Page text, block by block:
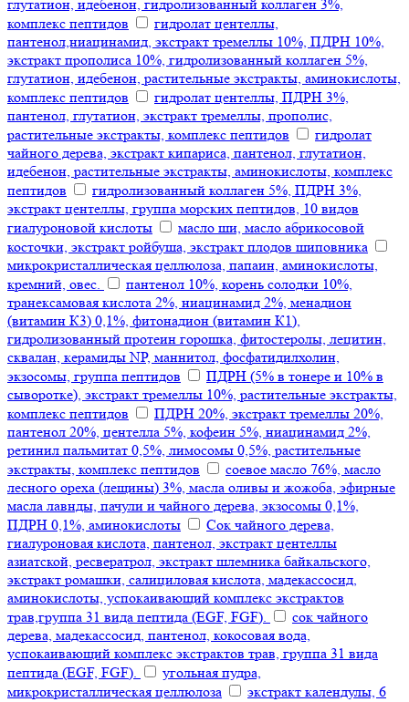
глутатион, идебенон, гидролизованный коллаген 3%,
комплекс пептидов
гидролат центеллы,
пантенол,ниацинамид, экстракт тремеллы 10%, ПДРН 10%,
экстракт прополиса 10%, гидролизованный коллаген 5%,
глутатион, идебенон, растительные экстракты, аминокислоты,
комплекс пептидов
гидролат центеллы, ПДРН 3%,
пантенол, глутатион, экстракт тремеллы, прополис,
растительные экстракты, комплекс пептидов
гидролат
чайного дерева, экстракт кипариса, пантенол, глутатион,
идебенон, растительные экстракты, аминокислоты, комплекс
пептидов
гидролизованный коллаген 5%, ПДРН 3%,
экстракт центеллы, группа морских пептидов, 10 видов
гиалуроновой кислоты
масло ши, масло абрикосовой
косточки, экстракт ройбуша, экстракт плодов шиповника
микрокристаллическая целлюлоза, папаин, аминокислоты,
кремний, овес.
пантенол 10%, корень солодки 10%,
транексамовая кислота 2%, ниацинамид 2%, менадион
(витамин К3) 0,1%, фитонадион (витамин К1),
гидролизованный протеин горошка, фитостеролы, лецитин,
сквалан, керамиды NP, маннитол, фосфатидилхолин,
экзосомы, группа пептидов
ПДРН (5% в тонере и 10% в
сыворотке), экстракт тремеллы 10%, растительные экстракты,
комплекс пептидов
ПДРН 20%, экстракт тремеллы 20%,
пантенол 20%, центелла 5%, кофеин 5%, ниацинамид 2%,
ретинил пальмитат 0,5%, лимосомы 0,5%, растительные
экстракты, комплекс пептидов
соевое масло 76%, масло
лесного ореха (лещины) 3%, масла оливы и жожоба, эфирные
масла лавнды, пачули и чайного дерева, экзосомы 0,1%,
ПДРН 0,1%, аминокислоты
Сок чайного дерева,
гиалуроновая кислота, пантенол, экстракт центеллы
азиатской, ресвератрол, экстракт шлемника байкальского,
экстракт ромашки, салициловая кислота, мадекассосид,
аминокислоты, успокаивающий комплекс экстрактов
трав,группа 31 вида пептида (EGF, FGF).
сок чайного
дерева, мадекассосид, пантенол, кокосовая вода,
успокаивающий комплекс экстрактов трав, группа 31 вида
пептида (EGF, FGF).
угольная пудра,
микрокристаллическая целлюлоза
экстракт календулы, 6